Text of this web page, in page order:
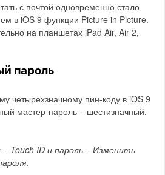
с почтой одновременно стало
в iOS 9 функции Picture in Picture.
на планшетах iPad Air, Air 2,
пароль
четырехзначному пин-коду в iOS 9
мастер-пароль – шестизначный.
Touch ID и пароль – Изменить
.